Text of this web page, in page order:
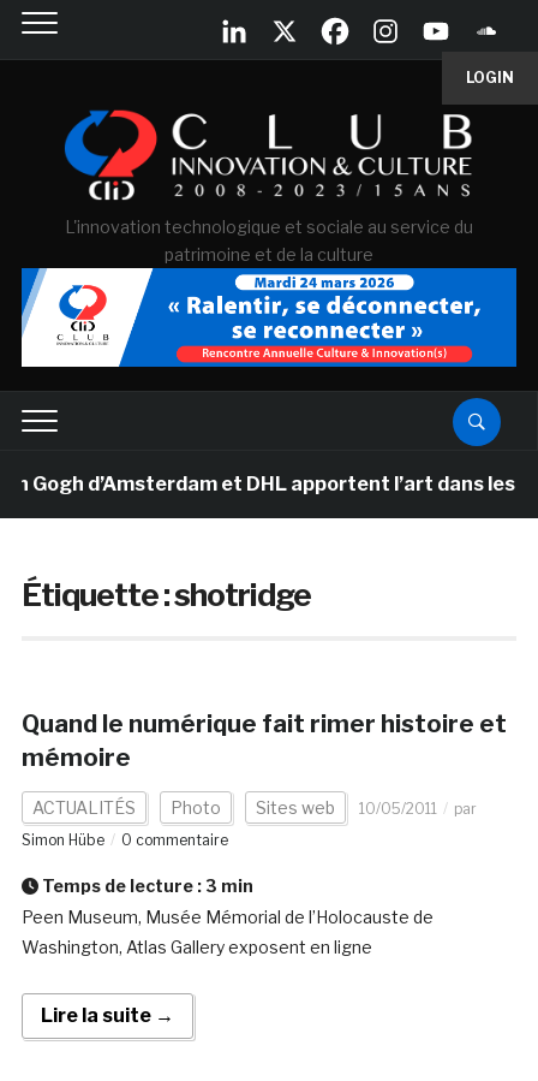
LOGIN
L'innovation technologique et sociale au service du
patrimoine et de la culture
d’Amsterdam et DHL apportent l’art dans les
Étiquette :shotridge
Quand le numérique fait rimer histoire et
mémoire
ACTUALITÉS Photo Sites web 10/05/2011
par
Simon Hübe
0 commentaire
Temps de lecture : 3 min
Peen Museum, Musée Mémorial de l’Holocauste de
Washington, Atlas Gallery exposent en ligne
Lire la suite →